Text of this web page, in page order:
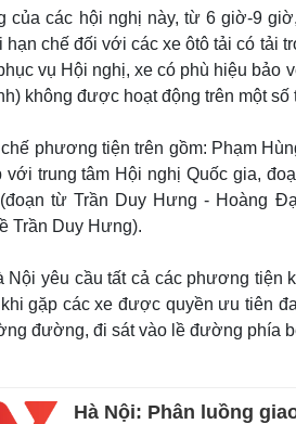
của các hội nghị này, từ 6 giờ-9
hạn chế đối với các xe ôtô tải có tải
vụ Hội nghị, xe có phù hiệu bảo
không được hoạt động trên một
phương tiện trên gồm: Phạm
với trung tâm Hội nghị Quốc gia,
từ Trần Duy Hưng - Hoàng
Trần Duy Hưng).
Nội yêu cầu tất cả các phương tiện
gặp các xe được quyền ưu tiên
đường, đi sát vào lề đường phía
Hà Nội: Phân luồng